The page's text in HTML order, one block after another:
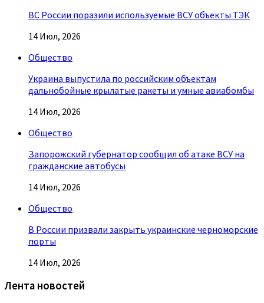
ВС России поразили используемые ВСУ объекты ТЭК
14 Июл, 2026
Общество
Украина выпустила по российским объектам
дальнобойные крылатые ракеты и умные авиабомбы
14 Июл, 2026
Общество
Запорожский губернатор сообщил об атаке ВСУ на
гражданские автобусы
14 Июл, 2026
Общество
В России призвали закрыть украинские черноморские
порты
14 Июл, 2026
Лента новостей